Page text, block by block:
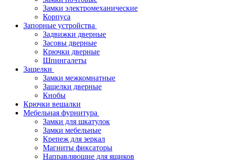
Замки электромеханические
Корпуса
Запорные устройства
Задвижки дверные
Засовы дверные
Крючки дверные
Шпингалеты
Защелки
Замки межкомнатные
Защелки дверные
Кнобы
Крючки вешалки
Мебельная фурнитура
Замки для шкатулок
Замки мебельные
Крепеж для зеркал
Магниты фиксаторы
Направляющие для ящиков